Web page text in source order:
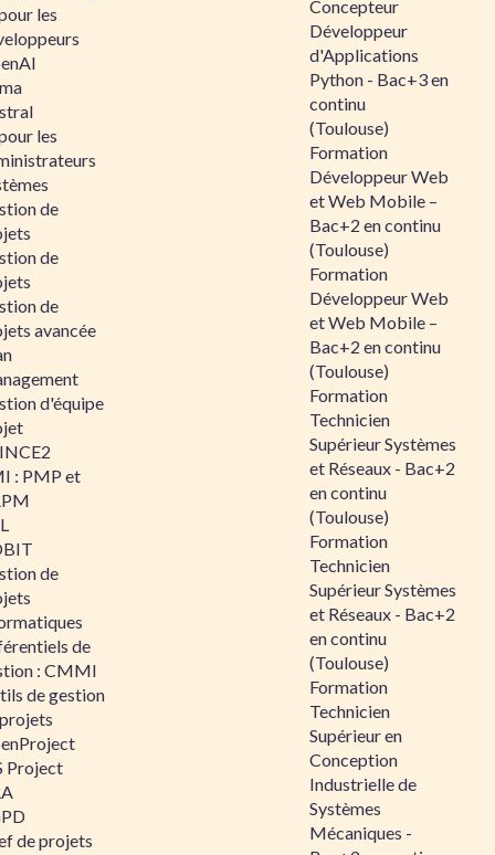
les
les
de
de
de
avancée
d'équipe
: PMP et
de
de
: CMMI
de gestion
Project
de projets
Concepteur
Développeur
d'Applications
Python - Bac+3 en
continu
(Toulouse)
Formation
Développeur Web
et Web Mobile –
Bac+2 en continu
(Toulouse)
Formation
Développeur Web
et Web Mobile –
Bac+2 en continu
(Toulouse)
Formation
Technicien
Supérieur Systèmes
et Réseaux - Bac+2
en continu
(Toulouse)
Formation
Technicien
Supérieur Systèmes
et Réseaux - Bac+2
en continu
(Toulouse)
Formation
Technicien
Supérieur en
Conception
Industrielle de
Systèmes
Mécaniques -